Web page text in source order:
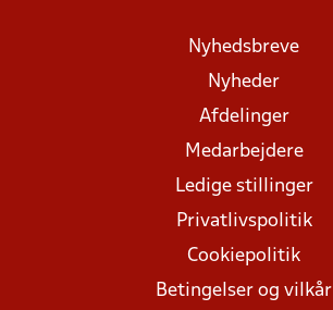
Nyhedsbreve
Nyheder
Afdelinger
Medarbejdere
Ledige stillinger
Privatlivspolitik
Cookiepolitik
Betingelser og vilkår